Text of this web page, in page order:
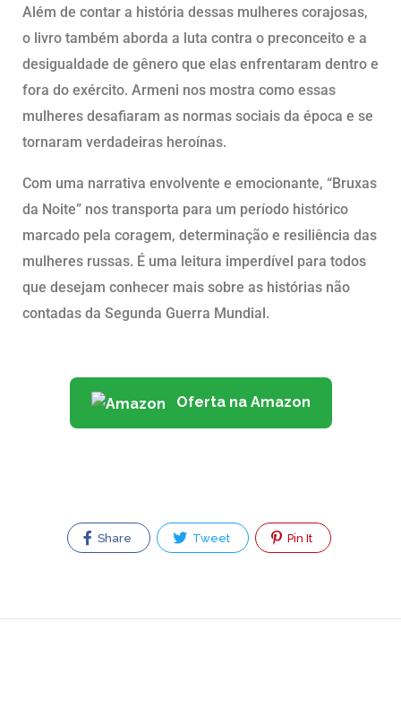
Além de contar a história dessas mulheres corajosas,
o livro também aborda a luta contra o preconceito e a
desigualdade de gênero que elas enfrentaram dentro e
fora do exército. Armeni nos mostra como essas
mulheres desafiaram as normas sociais da época e se
tornaram verdadeiras heroínas.
Com uma narrativa envolvente e emocionante, “Bruxas
da Noite” nos transporta para um período histórico
marcado pela coragem, determinação e resiliência das
mulheres russas. É uma leitura imperdível para todos
que desejam conhecer mais sobre as histórias não
contadas da Segunda Guerra Mundial.
Oferta na Amazon
Share Tweet Pin It